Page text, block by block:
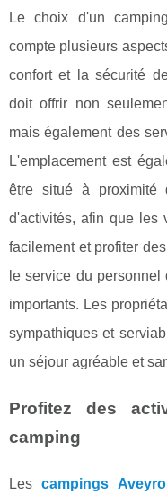
Le choix d'un
compte plusieurs
confort et la sécurité
doit offrir non
mais également des
L'emplacement est
être situé à proximité
d'activités, afin que les
facilement et profiter
le service du
importants. Les
sympathiques et
un séjour agréable et
Profitez des
camping
Lescampings